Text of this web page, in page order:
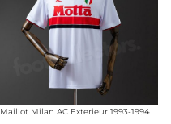
Maillot Milan AC Exterieur 1993-1994